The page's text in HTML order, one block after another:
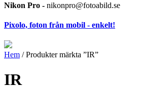
Nikon Pro - nikonpro@fotoabild.se
Pixolo, foton från mobil - enkelt!
Hem / Produkter märkta ”IR”
IR